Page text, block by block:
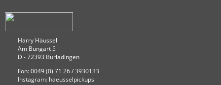
Harry Häussel
Am Bungart 5
D - 72393 Burladingen
Fon: 0049 (0) 71 26 / 3930133
Instagram: haeusselpickups